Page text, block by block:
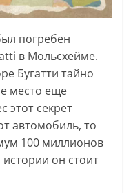
погребен
в Мольсхейме.
Бугатти тайно
место еще
этот секрет
автомобиль, то
100 миллионов
он стоит